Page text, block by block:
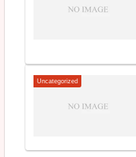
Uncategorized